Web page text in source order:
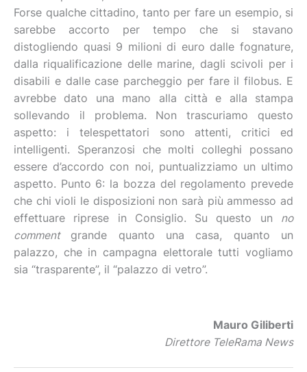
Forse qualche cittadino, tanto per fare un esempio, si
sarebbe accorto per tempo che si stavano
distogliendo quasi 9 milioni di euro dalle fognature,
dalla riqualificazione delle marine, dagli scivoli per i
disabili e dalle case parcheggio per fare il filobus. E
avrebbe dato una mano alla città e alla stampa
sollevando il problema. Non trascuriamo questo
aspetto: i telespettatori sono attenti, critici ed
intelligenti. Speranzosi che molti colleghi possano
essere d’accordo con noi, puntualizziamo un ultimo
aspetto. Punto 6: la bozza del regolamento prevede
che chi violi le disposizioni non sarà più ammesso ad
effettuare riprese in Consiglio. Su questo un no
comment grande quanto una casa, quanto un
palazzo, che in campagna elettorale tutti vogliamo
sia “trasparente”, il “palazzo di vetro”.
Mauro Giliberti
Direttore TeleRama News